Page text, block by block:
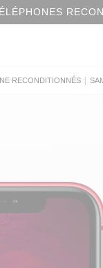
RECONDITIONNÉS